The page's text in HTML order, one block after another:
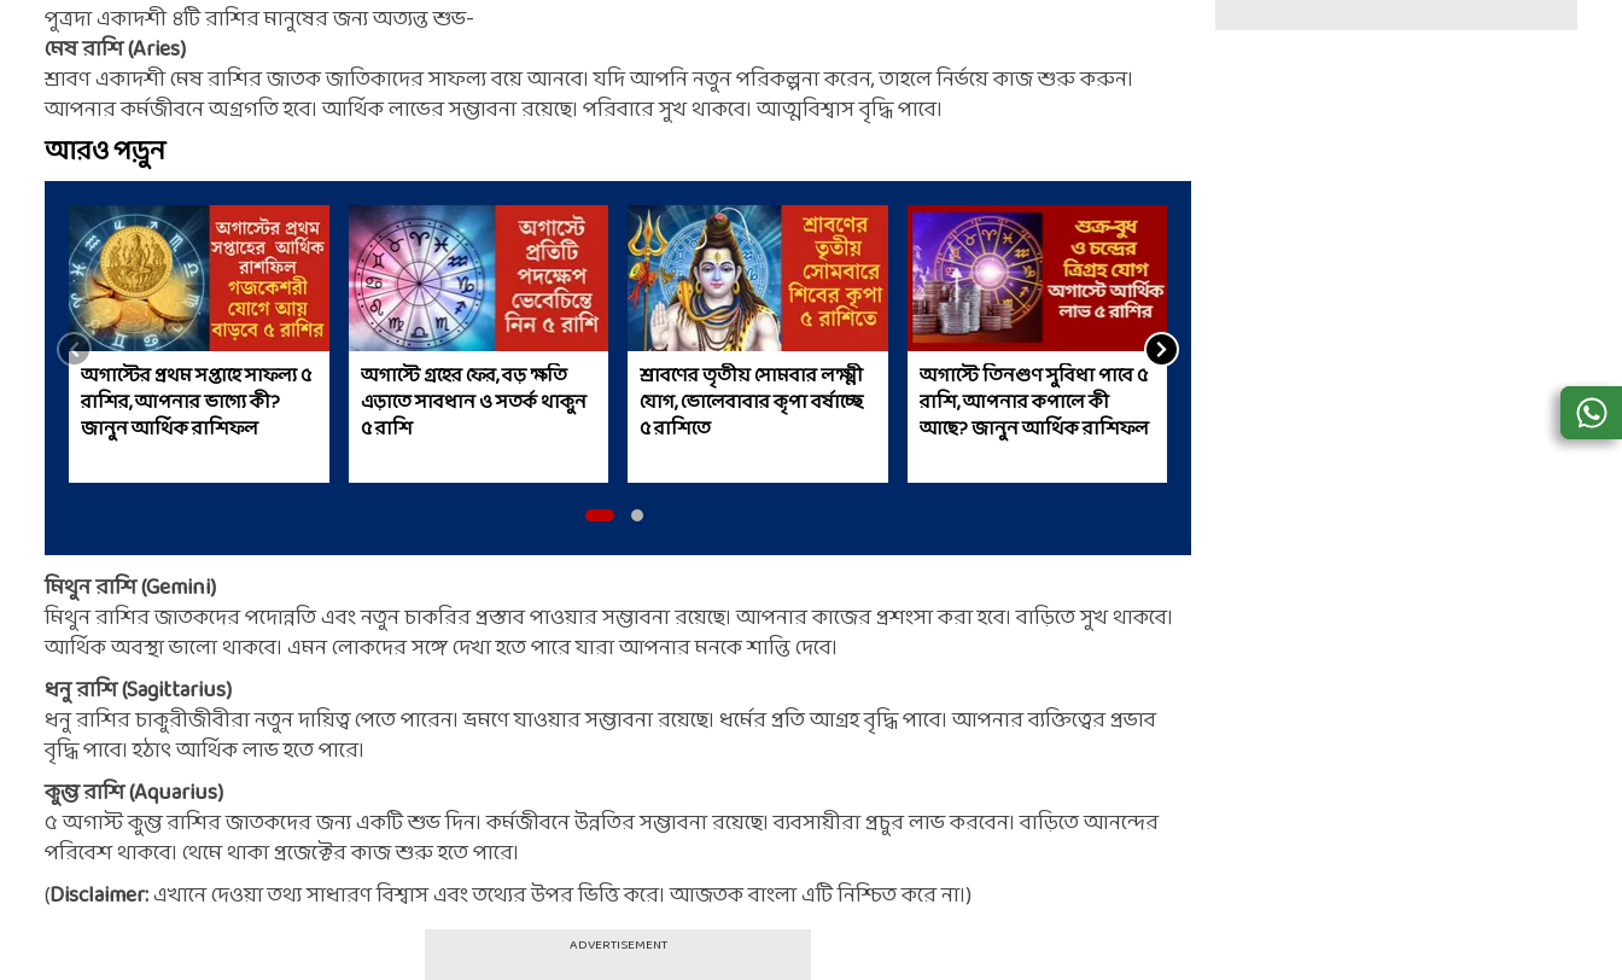
পুত্রদা একাদশী ৪টি রাশির মানুষের জন্য অত্যন্ত শুভ-
মেষ রাশি (Aries)
শ্রাবণ একাদশী মেষ রাশির জাতক জাতিকাদের সাফল্য বয়ে আনবে। যদি আপনি নতুন পরিকল্পনা করেন, তাহলে নির্ভয়ে কাজ শুরু করুন।
আপনার কর্মজীবনে অগ্রগতি হবে। আর্থিক লাভের সম্ভাবনা রয়েছে। পরিবারে সুখ থাকবে। আত্মবিশ্বাস বৃদ্ধি পাবে।
আরও পড়ুন
অগাস্টের প্রথম সপ্তাহে সাফল্য ৫
রাশির, আপনার ভাগ্যে কী?
জানুন আর্থিক রাশিফল
অগাস্টে গ্রহের ফের, বড় ক্ষতি
এড়াতে সাবধান ও সতর্ক থাকুন
৫ রাশি
শ্রাবণের তৃতীয় সোমবার লক্ষ্মী
যোগ, ভোলেবাবার কৃপা বর্ষাচ্ছে
৫ রাশিতে
অগাস্টে তিনগুণ সুবিধা পাবে ৫
রাশি, আপনার কপালে কী
আছে? জানুন আর্থিক রাশিফল
মিথুন রাশি (Gemini)
মিথুন রাশির জাতকদের পদোন্নতি এবং নতুন চাকরির প্রস্তাব পাওয়ার সম্ভাবনা রয়েছে। আপনার কাজের প্রশংসা করা হবে। বাড়িতে সুখ থাকবে।
আর্থিক অবস্থা ভালো থাকবে। এমন লোকদের সঙ্গে দেখা হতে পারে যারা আপনার মনকে শান্তি দেবে।
ধনু রাশি (Sagittarius)
ধনু রাশির চাকুরীজীবীরা নতুন দায়িত্ব পেতে পারেন। ভ্রমণে যাওয়ার সম্ভাবনা রয়েছে। ধর্মের প্রতি আগ্রহ বৃদ্ধি পাবে। আপনার ব্যক্তিত্বের প্রভাব
বৃদ্ধি পাবে। হঠাৎ আর্থিক লাভ হতে পারে।
কুম্ভ রাশি (Aquarius)
৫ অগাস্ট কুম্ভ রাশির জাতকদের জন্য একটি শুভ দিন। কর্মজীবনে উন্নতির সম্ভাবনা রয়েছে। ব্যবসায়ীরা প্রচুর লাভ করবেন। বাড়িতে আনন্দের
পরিবেশ থাকবে। থেমে থাকা প্রজেক্টের কাজ শুরু হতে পারে।
(Disclaimer:এখানে দেওয়া তথ্য সাধারণ বিশ্বাস এবং তথ্যের উপর ভিত্তি করে। আজতক বাংলা এটি নিশ্চিত করে না।)
ADVERTISEMENT